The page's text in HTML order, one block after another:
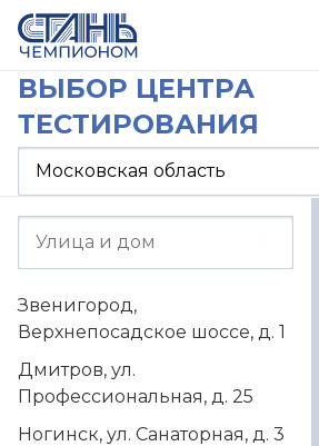
ВЫБОР ЦЕНТРА
ТЕСТИРОВАНИЯ
Звенигород,
Верхнепосадское шоссе, д. 1
Дмитров, ул.
Профессиональная, д. 25
Ногинск, ул. Санаторная, д. 3